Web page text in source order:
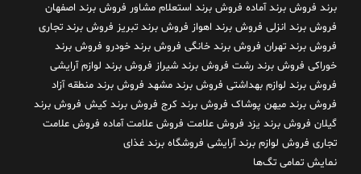
برند فروش برند آماده فروش برند استعلام مشاور فروش برند اصفهان
فروش برند انزلی فروش برند اهواز فروش برند تبریز فروش برند تجاری
فروش برند تهران فروش برند خانگی فروش برند خودرو فروش برند
خوراکی فروش برند رشت فروش برند شیراز فروش برند لوازم آرایشی
فروش برند لوازم بهداشتی فروش برند مشهد فروش برند منطقه آزاد
فروش برند میهن پوشاک فروش برند کرج فروش برند کیش فروش برند
گیلان فروش برند یزد فروش علامت فروش علامت آماده فروش علامت
تجاری فروش لوازم برند آرایشی فروشگاه برند غذای
نمایش تمامی تگ‌ها